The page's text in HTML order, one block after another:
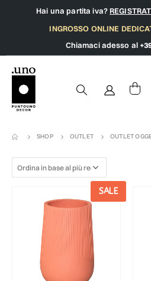
Hai una partita iva?
INGROSSO ONLINE
Chiamaci adesso al
SHOP OUTLET OUTLET
SALE